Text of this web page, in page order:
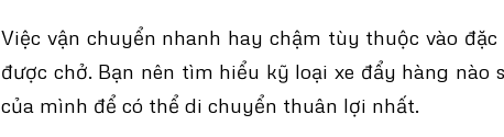
Việc vận chuyển nhanh hay chậm tùy thuộc vào
được chở. Bạn nên tìm hiểu kỹ loại xe đẩy hàng nào
của mình để có thể di chuyển thuân lợi nhất.